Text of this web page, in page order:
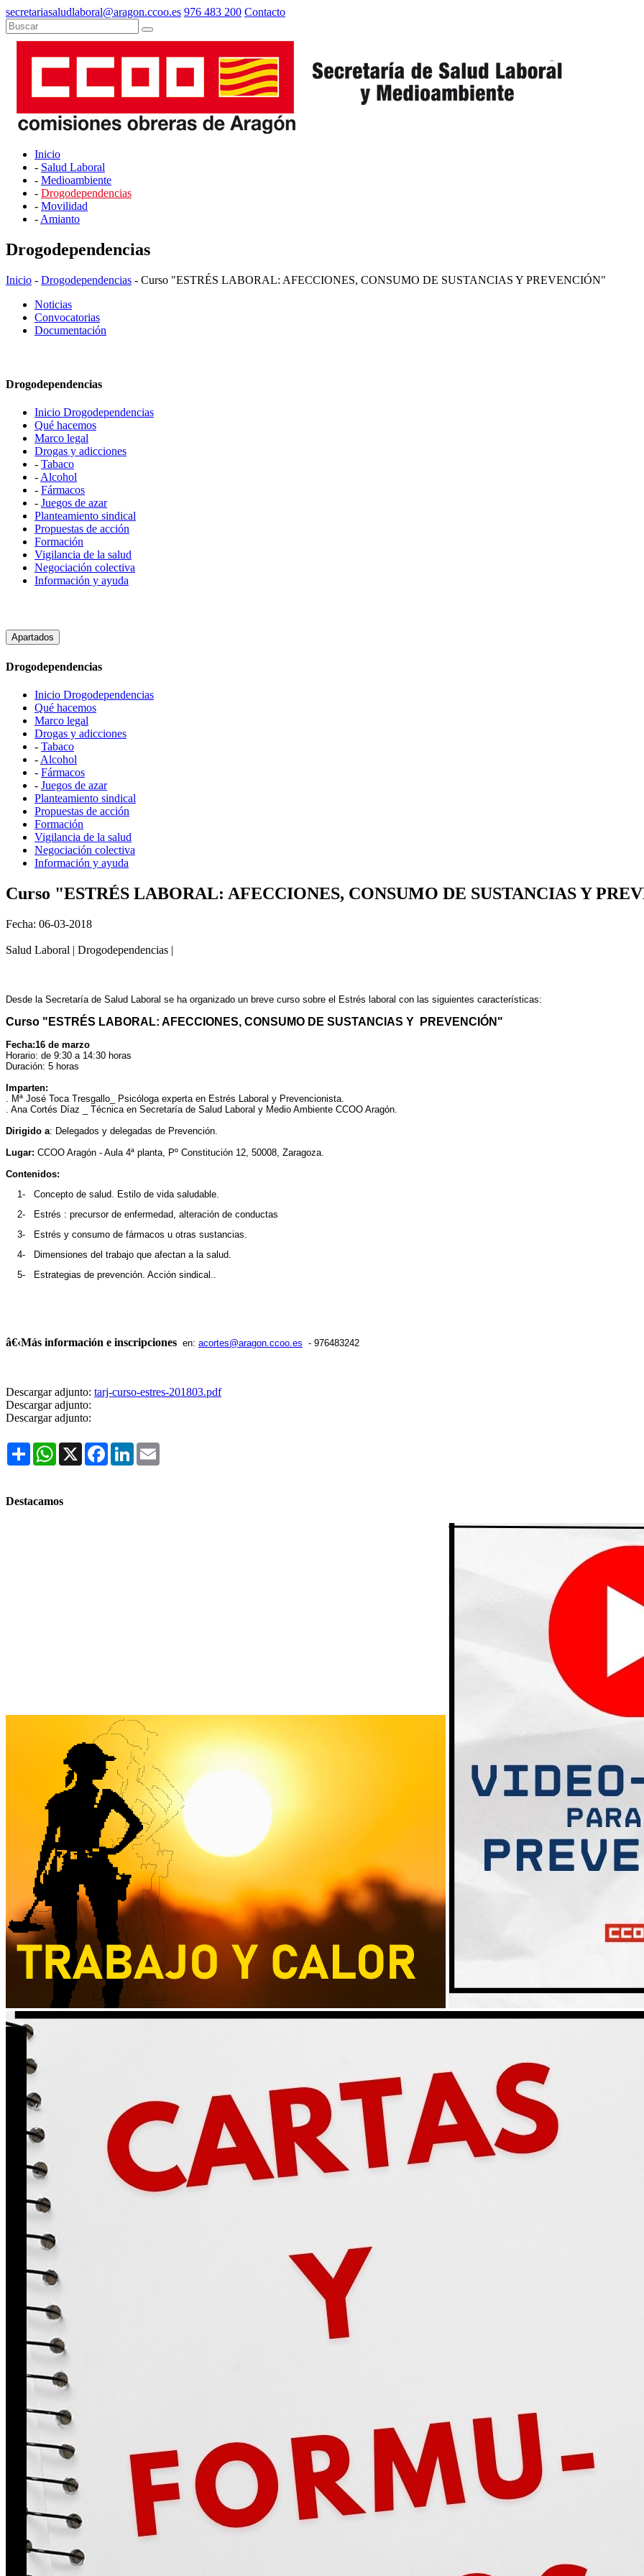
secretariasaludlaboral@aragon.ccoo.es 976 483 200 Contacto
Inicio
- Salud Laboral
- Medioambiente
- Drogodependencias
- Movilidad
- Amianto
Drogodependencias
Inicio - Drogodependencias - Curso "ESTRÉS LABORAL: AFECCIONES, CONSUMO DE SUSTANCIAS Y PREVENCIÓN"
Noticias
Convocatorias
Documentación
Drogodependencias
Inicio Drogodependencias
Qué hacemos
Marco legal
Drogas y adicciones
- Tabaco
- Alcohol
- Fármacos
- Juegos de azar
Planteamiento sindical
Propuestas de acción
Formación
Vigilancia de la salud
Negociación colectiva
Información y ayuda
Apartados
Drogodependencias
Inicio Drogodependencias
Qué hacemos
Marco legal
Drogas y adicciones
- Tabaco
- Alcohol
- Fármacos
- Juegos de azar
Planteamiento sindical
Propuestas de acción
Formación
Vigilancia de la salud
Negociación colectiva
Información y ayuda
Curso "ESTRÉS LABORAL: AFECCIONES, CONSUMO DE SUSTANCIAS Y
Fecha: 06-03-2018
Salud Laboral | Drogodependencias |
Desde la Secretaría de Salud Laboral se ha organizado un breve curso sobre el Estrés laboral con las siguientes características:
Curso "ESTRÉS LABORAL: AFECCIONES, CONSUMO DE SUSTANCIAS Y PREVENCIÓN"
Fecha:16 de marzo
Horario: de 9:30 a 14:30 horas
Duración: 5 horas
Imparten:
. Mª José Toca Tresgallo_ Psicóloga experta en Estrés Laboral y Prevencionista.
. Ana Cortés Díaz _ Técnica en Secretaría de Salud Laboral y Medio Ambiente CCOO Aragón.
Dirigido a: Delegados y delegadas de Prevención.
Lugar: CCOO Aragón - Aula 4ª planta, Pº Constitución 12, 50008, Zaragoza.
Contenidos:
1-
Concepto de salud. Estilo de vida saludable.
2-
Estrés : precursor de enfermedad, alteración de conductas
3-
Estrés y consumo de fármacos u otras sustancias.
4-
Dimensiones del trabajo que afectan a la salud.
5-
Estrategias de prevención. Acción sindical..
â€‹Más información e inscripciones en: acortes@aragon.ccoo.es - 976483242
Descargar adjunto: tarj-curso-estres-201803.pdf
Descargar adjunto:
Descargar adjunto:
Share WhatsApp
X FacebookLinkedIn
Destacamos